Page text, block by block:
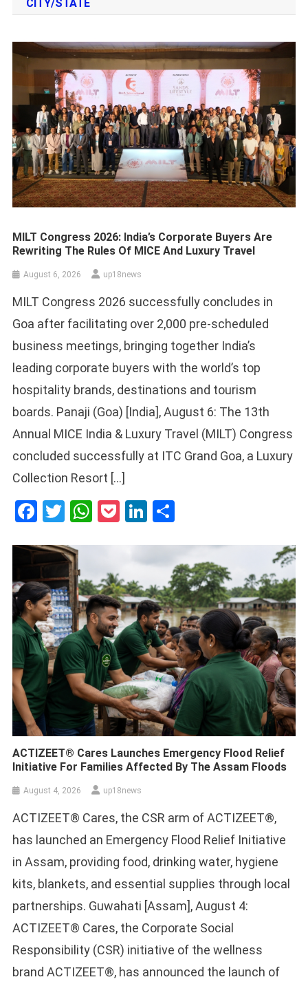
CITY/STATE
MILT Congress 2026: India’s Corporate Buyers Are
Rewriting The Rules Of MICE And Luxury Travel
August 6, 2026 up18news
MILT Congress 2026 successfully concludes in
Goa after facilitating over 2,000 pre-scheduled
business meetings, bringing together India’s
leading corporate buyers with the world’s top
hospitality brands, destinations and tourism
boards. Panaji (Goa) [India], August 6: The 13th
Annual MICE India & Luxury Travel (MILT) Congress
concluded successfully at ITC Grand Goa, a Luxury
Collection Resort […]
Facebook
Twitter
WhatsApp
PocketLinkedIn
ACTIZEET® Cares Launches Emergency Flood Relief
Initiative For Families Affected By The Assam Floods
August 4, 2026 up18news
ACTIZEET® Cares, the CSR arm of ACTIZEET®,
has launched an Emergency Flood Relief Initiative
in Assam, providing food, drinking water, hygiene
kits, blankets, and essential supplies through local
partnerships. Guwahati [Assam], August 4:
ACTIZEET® Cares, the Corporate Social
Responsibility (CSR) initiative of the wellness
brand ACTIZEET®, has announced the launch of